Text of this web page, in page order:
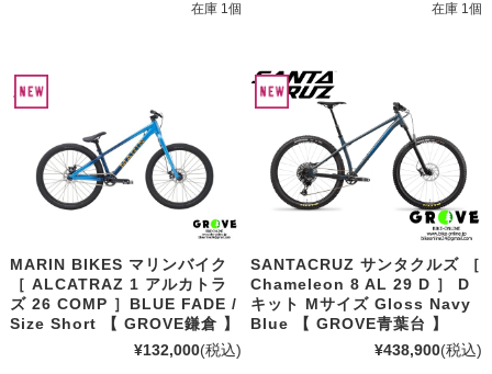
在庫 1個 在庫 1個
MARIN BIKES マリンバイク
［ ALCATRAZ 1 アルカトラ
ズ 26 COMP ］BLUE FADE /
Size Short 【 GROVE鎌倉 】
¥132,000(税込)
SANTACRUZ サンタクルズ ［
Chameleon 8 AL 29 D ］ D
キット Mサイズ Gloss Navy
Blue 【 GROVE青葉台 】
¥438,900(税込)